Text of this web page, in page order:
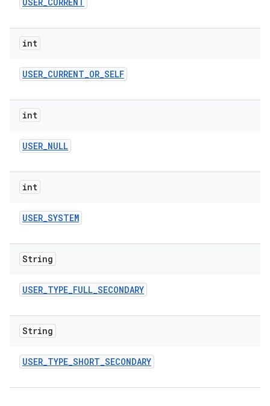
int
USER_CURRENT_OR_SELF
int
USER_NULL
int
USER_SYSTEM
String
USER_TYPE_FULL_SECONDARY
String
USER_TYPE_SHORT_SECONDARY